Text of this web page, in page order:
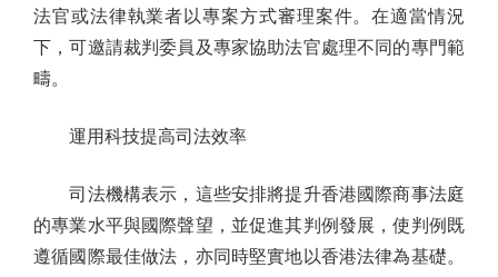
法官或法律執業者以專案方式審理案件。在適當情況
下，可邀請裁判委員及專家協助法官處理不同的專門範
疇。
運用科技提高司法效率
司法機構表示，這些安排將提升香港國際商事法庭
的專業水平與國際聲望，並促進其判例發展，使判例既
遵循國際最佳做法，亦同時堅實地以香港法律為基礎。